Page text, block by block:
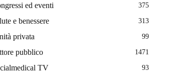
ed eventi 375
e benessere 313
privata 99
pubblico 1471
TV 93